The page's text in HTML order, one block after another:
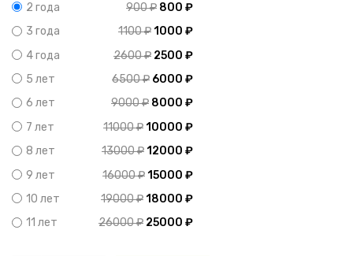
2 года 900₽ 800 ₽
3 года
1100₽1000 ₽
4 года
2600₽ 2500 ₽
5 лет
6500₽ 6000 ₽
6 лет
9000₽ 8000 ₽
7 лет
11000₽10000 ₽
8 лет
13000₽12000 ₽
9 лет
16000₽15000 ₽
10 лет
19000₽18000 ₽
11 лет
26000₽ 25000 ₽